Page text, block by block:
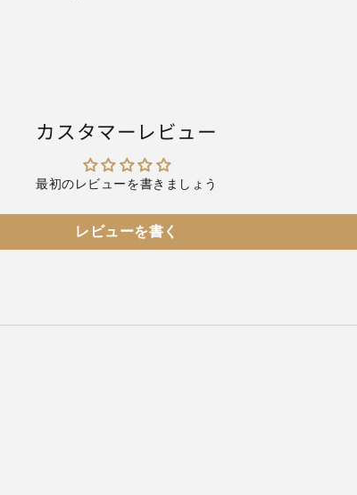
カスタマーレビュー
最初のレビューを書きましょう
レビューを書く